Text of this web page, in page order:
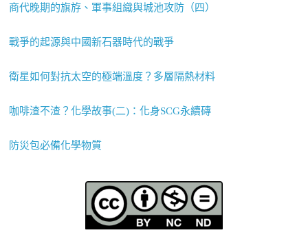
商代晚期的旗斿、軍事組織與城池攻防（四）
戰爭的起源與中國新石器時代的戰爭
衛星如何對抗太空的極端溫度？多層隔熱材料
咖啡渣不渣？化學故事(二)：化身SCG永續磚
防災包必備化學物質